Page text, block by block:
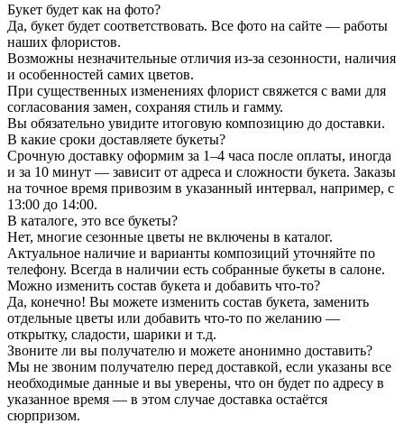
Букет будет как на фото?
Да, букет будет соответствовать. Все фото на сайте — работы
наших флористов.
Возможны незначительные отличия из-за сезонности, наличия
и особенностей самих цветов.
При существенных изменениях флорист свяжется с вами для
согласования замен, сохраняя стиль и гамму.
Вы обязательно увидите итоговую композицию до доставки.
В какие сроки доставляете букеты?
Срочную доставку оформим за 1–4 часа после оплаты, иногда
и за 10 минут — зависит от адреса и сложности букета. Заказы
на точное время привозим в указанный интервал, например, с
13:00 до 14:00.
В каталоге, это все букеты?
Нет, многие сезонные цветы не включены в каталог.
Актуальное наличие и варианты композиций уточняйте по
телефону. Всегда в наличии есть собранные букеты в салоне.
Можно изменить состав букета и добавить что-то?
Да, конечно! Вы можете изменить состав букета, заменить
отдельные цветы или добавить что-то по желанию —
открытку, сладости, шарики и т.д.
Звоните ли вы получателю и можете анонимно доставить?
Мы не звоним получателю перед доставкой, если указаны все
необходимые данные и вы уверены, что он будет по адресу в
указанное время — в этом случае доставка остаётся
сюрпризом.